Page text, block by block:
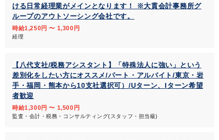
ける日常経理業がメインとなります！ ※大貫会計事務所グ
ループのアウトソーシング会社です。
時給1,250円 〜 1,300円
経理
【八代支社/税務アシスタント】「特殊法人に強い」という
差別化をしたい方にオススメ/パート・アルバイト/東京・岩
手・福岡・熊本から10支社選択可）/Uターン、Iターン希望
者歓迎
時給1,300円 〜 1,500円
監査・会計・税務・コンサルティング(スタッフ・担当級)